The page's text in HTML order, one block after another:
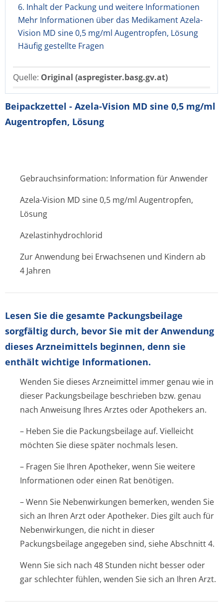
6. Inhalt der Packung und weitere Informationen
Mehr Informationen über das Medikament Azela-
Vision MD sine 0,5 mg/ml Augentropfen, Lösung
Häufig gestellte Fragen
Quelle: Original (aspregister.basg.gv.at)
Beipackzettel - Azela-Vision MD sine 0,5 mg/ml
Augentropfen, Lösung
Gebrauchsinformation: Information für Anwender
Azela-Vision MD sine 0,5 mg/ml Augentropfen,
Lösung
Azelastinhydrochlo­rid
Zur Anwendung bei Erwachsenen und Kindern ab
4 Jahren
Lesen Sie die gesamte Packungsbeilage
sorgfältig durch, bevor Sie mit der Anwendung
dieses Arzneimittels beginnen, denn sie
enthält wichtige Informationen.
Wenden Sie dieses Arzneimittel immer genau wie in
dieser Packungsbeilage beschrieben bzw. genau
nach Anweisung Ihres Arztes oder Apothekers an.
– Heben Sie die Packungsbeilage auf. Vielleicht
möchten Sie diese später nochmals lesen.
– Fragen Sie Ihren Apotheker, wenn Sie weitere
Informationen oder einen Rat benötigen.
– Wenn Sie Nebenwirkungen bemerken, wenden Sie
sich an Ihren Arzt oder Apotheker. Dies gilt auch für
Nebenwirkungen, die nicht in dieser
Packungsbeilage angegeben sind, siehe Abschnitt 4.
Wenn Sie sich nach 48 Stunden nicht besser oder
gar schlechter fühlen, wenden Sie sich an Ihren Arzt.